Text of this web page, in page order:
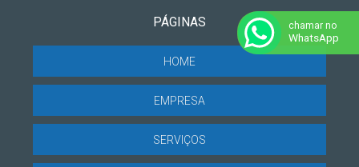
PÁGINAS
HOME
EMPRESA
SERVIÇOS
chamar no
WhatsApp